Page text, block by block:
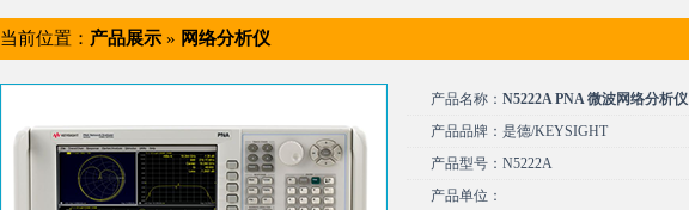
当前位置： 产品展示 » 网络分析仪
产品名称： N5222A PNA 微波网络分析仪
产品品牌：是德/KEYSIGHT
产品型号：N5222A
产品单位：